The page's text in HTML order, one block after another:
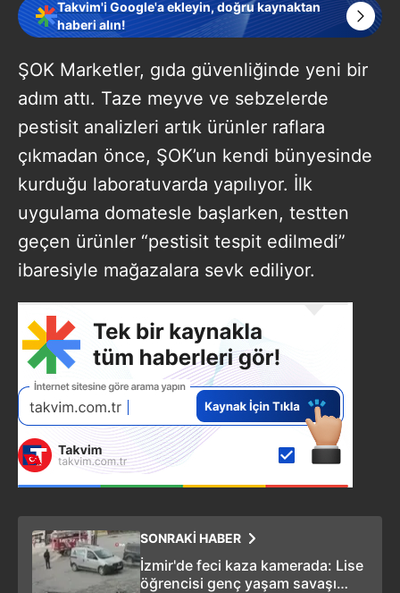
Takvim'i Google'a ekleyin, doğru kaynaktan
haberi alın!
ŞOK Marketler, gıda güvenliğinde yeni bir
adım attı. Taze meyve ve sebzelerde
pestisit analizleri artık ürünler raflara
çıkmadan önce, ŞOK’un kendi bünyesinde
kurduğu laboratuvarda yapılıyor. İlk
uygulama domatesle başlarken, testten
geçen ürünler “pestisit tespit edilmedi”
ibaresiyle mağazalara sevk ediliyor.
SONRAKİ HABER
İzmir'de feci kaza kamerada: Lise
öğrencisi genç yaşam savaşı